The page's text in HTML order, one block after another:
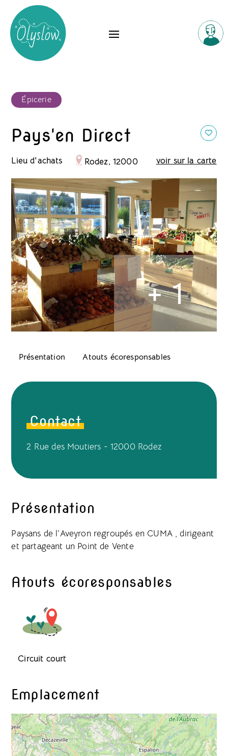
Épicerie
Pays'en Direct
Lieu d'achats Rodez, 12000 voir sur la carte
+ 1
Présentation Atouts écoresponsables
Présentation
Paysans de l’Aveyron regroupés en CUMA , dirigeant
et partageant un Point de Vente
Atouts écoresponsables
Circuit court
Emplacement
Contact
2 Rue des Moutiers - 12000 Rodez